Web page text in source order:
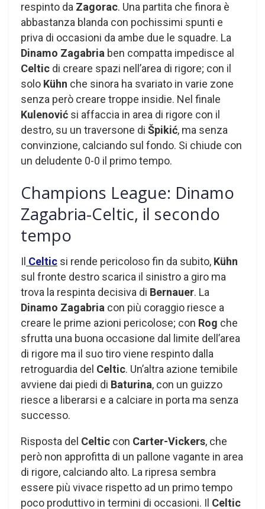
respinto da Zagorac. Una partita che finora è
abbastanza blanda con pochissimi spunti e
priva di occasioni da ambe due le squadre. La
Dinamo Zagabria ben compatta impedisce al
Celtic di creare spazi nell’area di rigore; con il
solo Kühn che sinora ha svariato in varie zone
senza però creare troppe insidie. Nel finale
Kulenović si affaccia in area di rigore con il
destro, su un traversone di Špikić, ma senza
convinzione, calciando sul fondo. Si chiude con
un deludente 0-0 il primo tempo.
Champions League: Dinamo
Zagabria-Celtic, il secondo
tempo
Il Celtic si rende pericoloso fin da subito, Kühn
sul fronte destro scarica il sinistro a giro ma
trova la respinta decisiva di Bernauer. La
Dinamo Zagabria con più coraggio riesce a
creare le prime azioni pericolose; con Rog che
sfrutta una buona occasione dal limite dell’area
di rigore ma il suo tiro viene respinto dalla
retroguardia del Celtic. Un’altra azione temibile
avviene dai piedi di Baturina, con un guizzo
riesce a liberarsi e a calciare in porta ma senza
successo.
Risposta del Celtic con Carter-Vickers, che
però non approfitta di un pallone vagante in area
di rigore, calciando alto. La ripresa sembra
essere più vivace rispetto ad un primo tempo
poco produttivo in termini di occasioni. Il Celtic